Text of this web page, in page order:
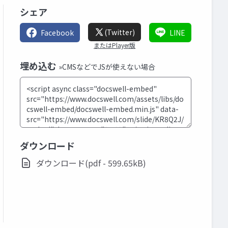
シェア
Facebook (Twitter)
またはPlayer版
LINE
埋め込む »CMSなどでJSが使えない場合
ダウンロード
ダウンロード(pdf - 599.65kB)